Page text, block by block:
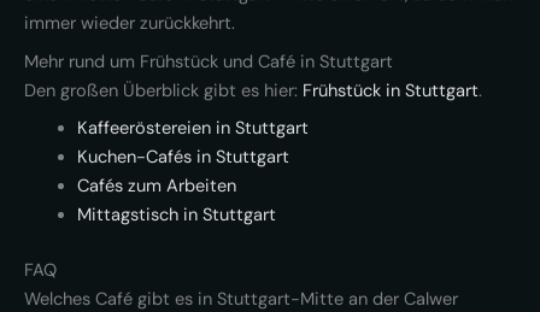
immer wieder zurückkehrt.
Mehr rund um Frühstück und Café in Stuttgart
Den großen Überblick gibt es hier: Frühstück in Stuttgart.
Kaffeeröstereien in Stuttgart
Kuchen-Cafés in Stuttgart
Cafés zum Arbeiten
Mittagstisch in Stuttgart
FAQ
Welches Café gibt es in Stuttgart-Mitte an der Calwer